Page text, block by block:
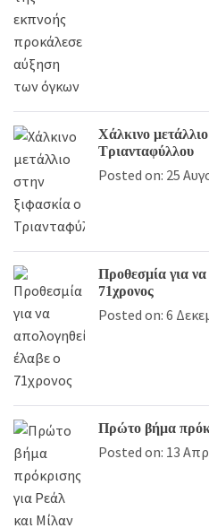
Χάλκινο
Τριανταφύλλου
Posted on: 25
Προθεσμία για
71χρονος
Posted on: 6
Πρώτο βήμα
Posted on: 13